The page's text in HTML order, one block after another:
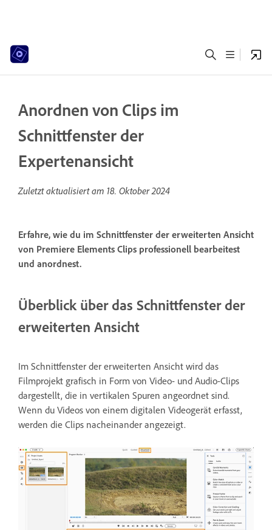
Anordnen von Clips im
Schnittfenster der
Expertenansicht
Zuletzt aktualisiert am 18. Oktober 2024
Erfahre, wie du im Schnittfenster der erweiterten Ansicht
von Premiere Elements Clips professionell bearbeitest
und anordnest.
Überblick über das Schnittfenster der
erweiterten Ansicht
Im Schnittfenster der erweiterten Ansicht wird das
Filmprojekt grafisch in Form von Video- und Audio-Clips
dargestellt, die in vertikalen Spuren angeordnet sind.
Wenn du Videos von einem digitalen Videogerät erfasst,
werden die Clips nacheinander angezeigt.